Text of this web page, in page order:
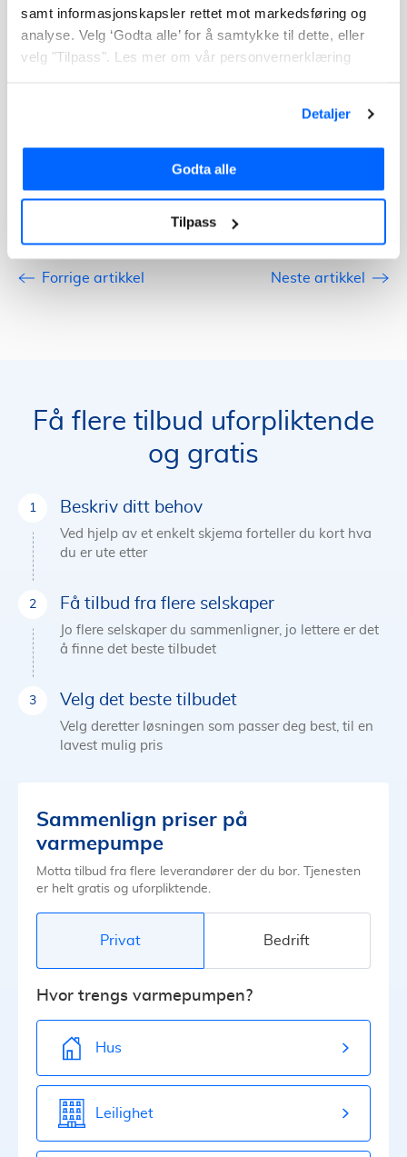
samt informasjonskapsler rettet mot markedsføring og
analyse. Velg ‘Godta alle’ for å samtykke til dette, eller
velg "Tilpass". Les mer om vår personvernerklæring
Detaljer
Godta alle
Tilpass
hjelpe deg som besøker bloggen vår
med å hjelpe deg til å få kunnskapen
du trenger til å ta riktige
beslutninger rundt tjenester som
varmepumpe, boligalarm og
Forrige artikkel Neste artikkel
Få flere tilbud uforpliktende
og gratis
Beskriv ditt behov
Ved hjelp av et enkelt skjema forteller du kort hva
du er ute etter
Få tilbud fra flere selskaper
Jo flere selskaper du sammenligner, jo lettere er det
å finne det beste tilbudet
Velg det beste tilbudet
Velg deretter løsningen som passer deg best, til en
lavest mulig pris
Sammenlign priser på
varmepumpe
Motta tilbud fra flere leverandører der du bor. Tjenesten
er helt gratis og uforpliktende.
Privat Bedrift
Hvor trengs varmepumpen?
Hus
Leilighet